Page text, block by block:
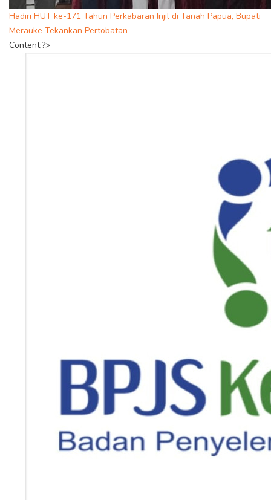
Hadiri HUT ke-171 Tahun Perkabaran Injil di Tanah Papua, Bupati
Merauke Tekankan Pertobatan
Content;?>